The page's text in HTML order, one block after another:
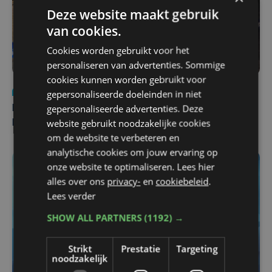
Nieuws
di 4 augustus | 09:32
Man en vrouw dood aangetroffen in woning in Sint-
Pieters Brugge
Deze website maakt gebruik
van cookies.
Cookies worden gebruikt voor het
personaliseren van advertenties. Sommige
cookies kunnen worden gebruikt voor
gepersonaliseerde doeleinden in niet
gepersonaliseerde advertenties. Deze
website gebruikt noodzakelijke cookies
om de website te verbeteren en
analytische cookies om jouw ervaring op
onze website te optimaliseren. Lees hier
alles over ons privacy- en cookiebeleid.
Lees verder
SHOW ALL PARTNERS(1192) →
Strikt
noodzakelijk
Prestatie Targeting